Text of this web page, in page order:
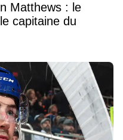
Matthews : le
capitaine du